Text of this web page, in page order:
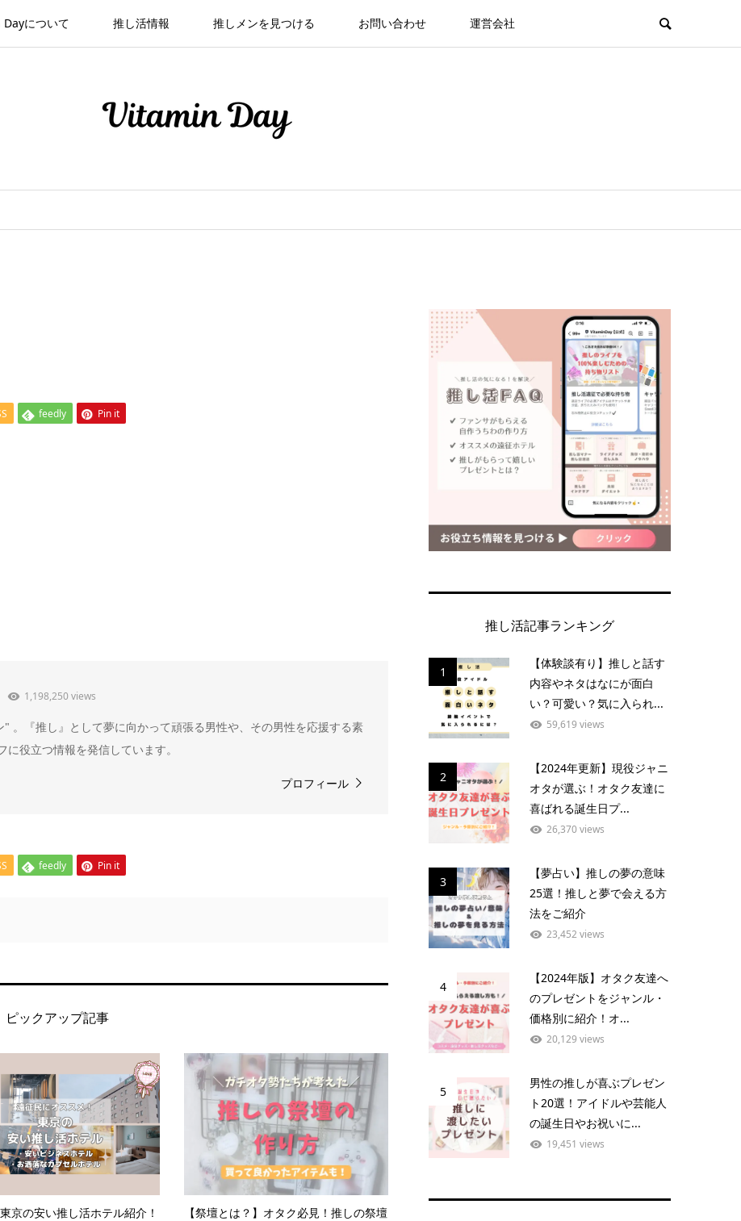
について 推し活情報 推しメンを見つける お問い合わせ 運営会社
feedly Pin it
1,198,250 views
。『推し』として夢に向かって頑張る男性や、その男性を応援する素
役立つ情報を発信しています。
プロフィール
feedly Pin it
ピックアップ記事
東京の安い推し活ホテル紹介！
【祭壇とは？】オタク必見！推しの祭壇
推し活記事ランキング
1
【体験談有り】推しと話す
内容やネタはなにが面白
い？可愛い？気に入られ...
59,619 views
2
【2024年更新】現役ジャニ
オタが選ぶ！オタク友達に
喜ばれる誕生日プ...
26,370 views
3
【夢占い】推しの夢の意味
25選！推しと夢で会える方
法をご紹介
23,452 views
4
【2024年版】オタク友達へ
のプレゼントをジャンル・
価格別に紹介！オ...
20,129 views
5
男性の推しが喜ぶプレゼン
ト20選！アイドルや芸能人
の誕生日やお祝いに...
19,451 views